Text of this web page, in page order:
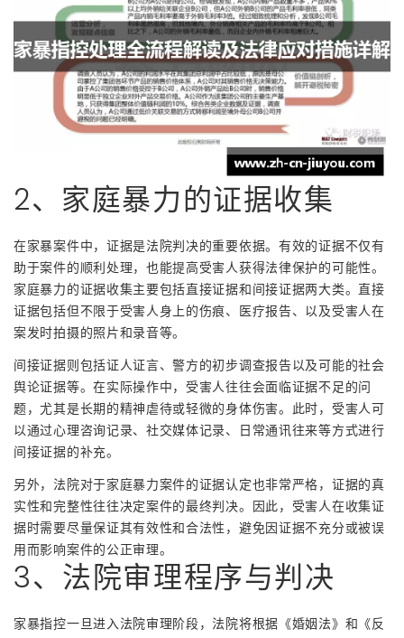
2、家庭暴力的证据收集
在家暴案件中，证据是法院判决的重要依据。有效的证据不仅有
助于案件的顺利处理，也能提高受害人获得法律保护的可能性。
家庭暴力的证据收集主要包括直接证据和间接证据两大类。直接
证据包括但不限于受害人身上的伤痕、医疗报告、以及受害人在
案发时拍摄的照片和录音等。
间接证据则包括证人证言、警方的初步调查报告以及可能的社会
舆论证据等。在实际操作中，受害人往往会面临证据不足的问
题，尤其是长期的精神虐待或轻微的身体伤害。此时，受害人可
以通过心理咨询记录、社交媒体记录、日常通讯往来等方式进行
间接证据的补充。
另外，法院对于家庭暴力案件的证据认定也非常严格，证据的真
实性和完整性往往决定案件的最终判决。因此，受害人在收集证
据时需要尽量保证其有效性和合法性，避免因证据不充分或被误
用而影响案件的公正审理。
3、法院审理程序与判决
家暴指控一旦进入法院审理阶段，法院将根据《婚姻法》和《反